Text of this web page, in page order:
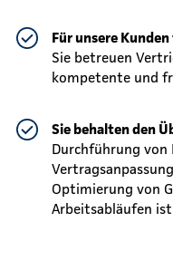
Für unsere
Sie betreuen
kompetente und
Sie behalten den
Durchführung von
Optimierung von
Arbeitsabläufen